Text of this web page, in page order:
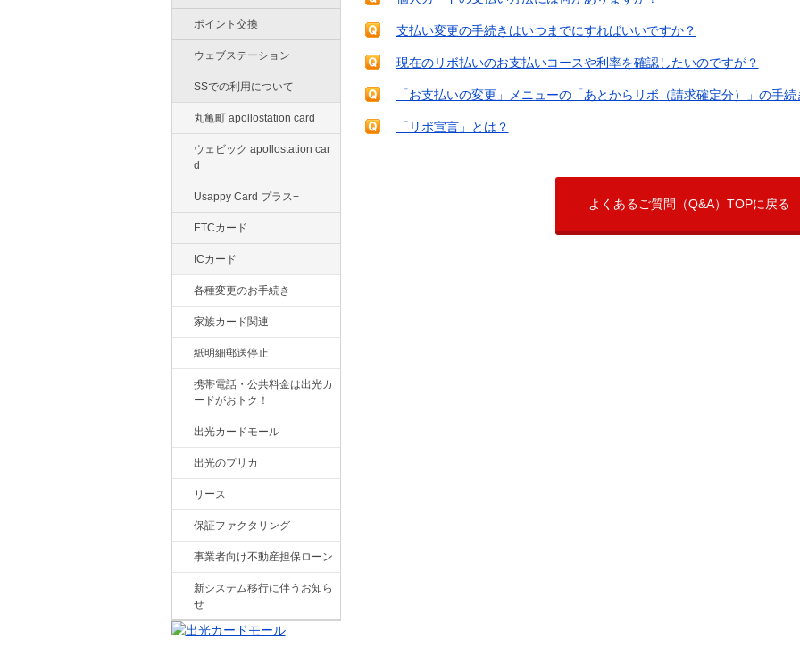
ポイント交換
ウェブステーション
SSでの利用について
丸亀町 apollostation card
ウェビック apollostation car
d
Usappy Card プラス+
ETCカード
ICカード
各種変更のお手続き
家族カード関連
紙明細郵送停止
携帯電話・公共料金は出光カ
ードがおトク！
出光カードモール
出光のプリカ
リース
保証ファクタリング
事業者向け不動産担保ローン
新システム移行に伴うお知ら
せ
支払い変更の手続きはいつまでにすればいいですか？
現在のリボ払いのお支払いコースや利率を確認したいのですが？
「お支払いの変更」メニューの「あとからリボ（請求確定分）」の手続
「リボ宣言」とは？
よくあるご質問（Q&A）TOPに戻る